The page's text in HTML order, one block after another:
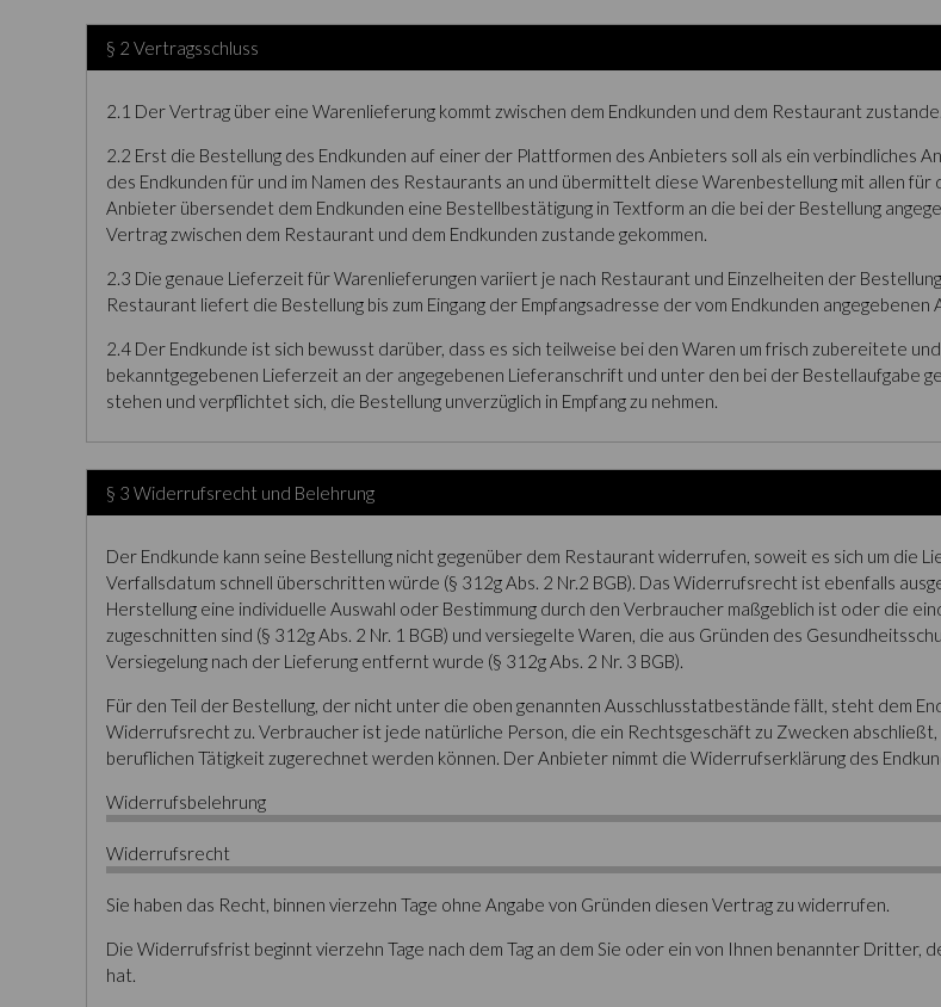
§ 2 Vertragsschluss
2.1 Der Vertrag über eine Warenlieferung kommt zwischen dem Endkunden und dem Restaurant zustande.
2.2 Erst die Bestellung des Endkunden auf einer der Plattformen des Anbieters soll als ein verbindliches
des Endkunden für und im Namen des Restaurants an und übermittelt diese Warenbestellung mit allen
Anbieter übersendet dem Endkunden eine Bestellbestätigung in Textform an die bei der Bestellung
Vertrag zwischen dem Restaurant und dem Endkunden zustande gekommen.
2.3 Die genaue Lieferzeit für Warenlieferungen variiert je nach Restaurant und Einzelheiten der
Restaurant liefert die Bestellung bis zum Eingang der Empfangsadresse der vom Endkunden angegebenen
2.4 Der Endkunde ist sich bewusst darüber, dass es sich teilweise bei den Waren um frisch zubereitete
bekanntgegebenen Lieferzeit an der angegebenen Lieferanschrift und unter den bei der Bestellaufgabe
stehen und verpflichtet sich, die Bestellung unverzüglich in Empfang zu nehmen.
§ 3 Widerrufsrecht und Belehrung
Der Endkunde kann seine Bestellung nicht gegenüber dem Restaurant widerrufen, soweit es sich um die
Verfallsdatum schnell überschritten würde (§ 312g Abs. 2 Nr.2 BGB). Das Widerrufsrecht ist ebenfalls
Herstellung eine individuelle Auswahl oder Bestimmung durch den Verbraucher maßgeblich ist oder die
zugeschnitten sind (§ 312g Abs. 2 Nr. 1 BGB) und versiegelte Waren, die aus Gründen des
Versiegelung nach der Lieferung entfernt wurde (§ 312g Abs. 2 Nr. 3 BGB).
Für den Teil der Bestellung, der nicht unter die oben genannten Ausschlusstatbestände fällt, steht dem
Widerrufsrecht zu. Verbraucher ist jede natürliche Person, die ein Rechtsgeschäft zu Zwecken
beruflichen Tätigkeit zugerechnet werden können. Der Anbieter nimmt die Widerrufserklärung des
Widerrufsbelehrung
Widerrufsrecht
Sie haben das Recht, binnen vierzehn Tage ohne Angabe von Gründen diesen Vertrag zu widerrufen.
Die Widerrufsfrist beginnt vierzehn Tage nach dem Tag an dem Sie oder ein von Ihnen benannter Dritter,
hat.